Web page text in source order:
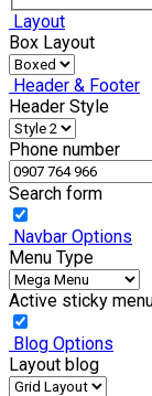
Layout
Box Layout
Header & Footer
Header Style
Phone number
Search form
Navbar Options
Menu Type
Active sticky
Blog Options
Layout blog